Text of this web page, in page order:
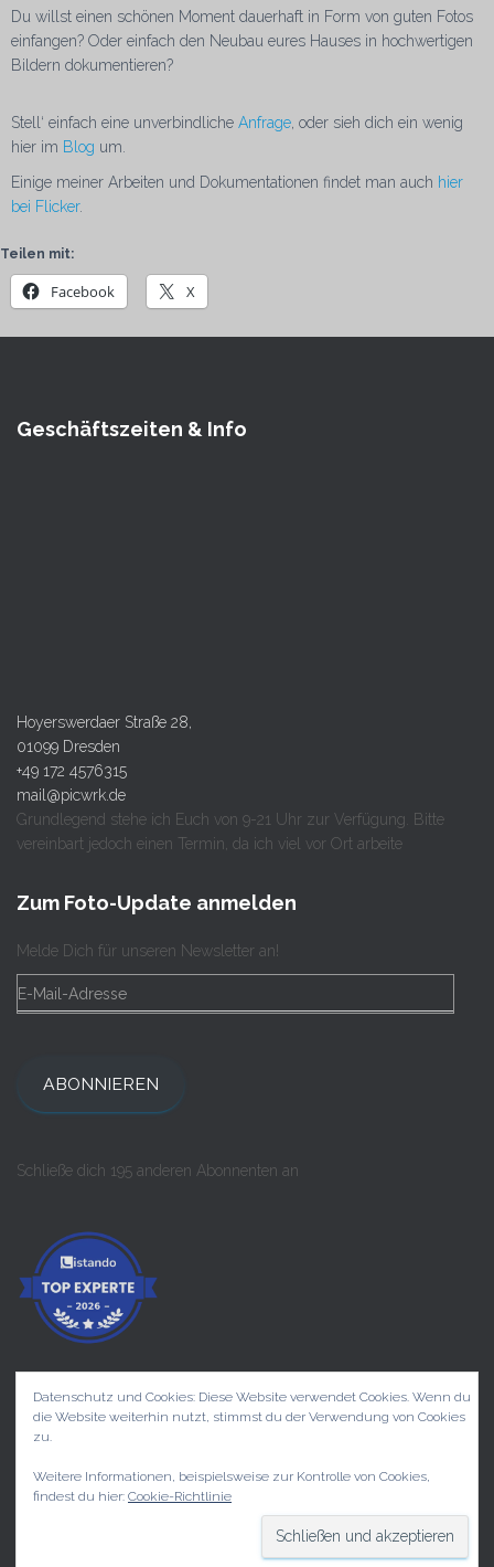
Du willst einen schönen Moment dauerhaft in Form von guten Fotos
einfangen? Oder einfach den Neubau eures Hauses in hochwertigen
Bildern dokumentieren?
Stell‘ einfach eine unverbindliche Anfrage , oder sieh dich ein wenig
hier im Blog um.
Einige meiner Arbeiten und Dokumentationen findet man auch hier
bei Flicker.
Teilen mit:
Facebook X
Geschäftszeiten & Info
Hoyerswerdaer Straße 28,
01099 Dresden
+49 172 4576315
mail@picwrk.de
Grundlegend stehe ich Euch von 9-21 Uhr zur Verfügung. Bitte
vereinbart jedoch einen Termin, da ich viel vor Ort arbeite
Zum Foto-Update anmelden
Melde Dich für unseren Newsletter an!
ABONNIEREN
Schließe dich 195 anderen Abonnenten an
UNTERNEHMEN
Hestia | Entwickelt vonThemeIsle
Datenschutz und Cookies: Diese Website verwendet Cookies. Wenn du
die Website weiterhin nutzt, stimmst du der Verwendung von Cookies
zu.
Weitere Informationen, beispielsweise zur Kontrolle von Cookies,
findest du hier: Cookie-Richtlinie